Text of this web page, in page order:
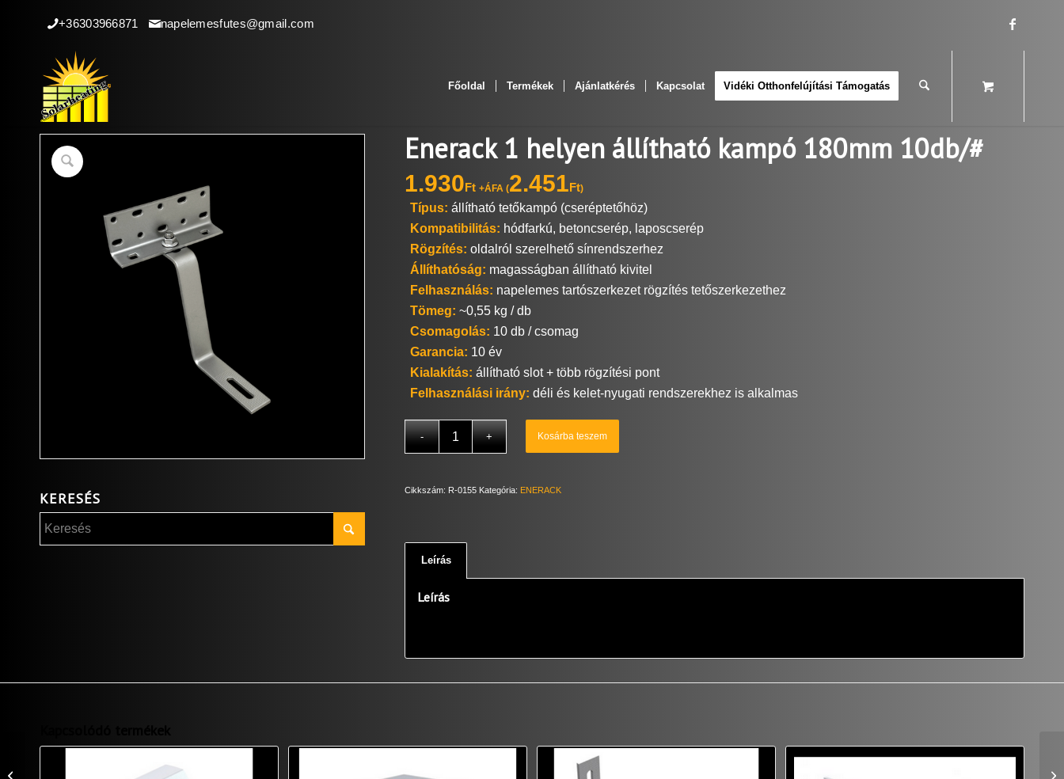
+36303966871 napelemesfutes@gmail.com
Főoldal Termékek Ajánlatkérés Kapcsolat Vidéki Otthonfelújítási Támogatás
KERESÉS
Enerack 1 helyen állítható kampó 180mm 10db/#
1.930Ft +ÁFA (2.451Ft)
Típus: állítható tetőkampó (cseréptetőhöz)
Kompatibilitás: hódfarkú, betoncserép, laposcserép
Rögzítés: oldalról szerelhető sínrendszerhez
Állíthatóság: magasságban állítható kivitel
Felhasználás: napelemes tartószerkezet rögzítés tetőszerkezethez
Tömeg: ~0,55 kg / db
Csomagolás: 10 db / csomag
Garancia: 10 év
Kialakítás: állítható slot + több rögzítési pont
Felhasználási irány: déli és kelet-nyugati rendszerekhez is alkalmas
Kosárba teszem
Cikkszám: R-0155 Kategória: ENERACK
Leírás
Leírás